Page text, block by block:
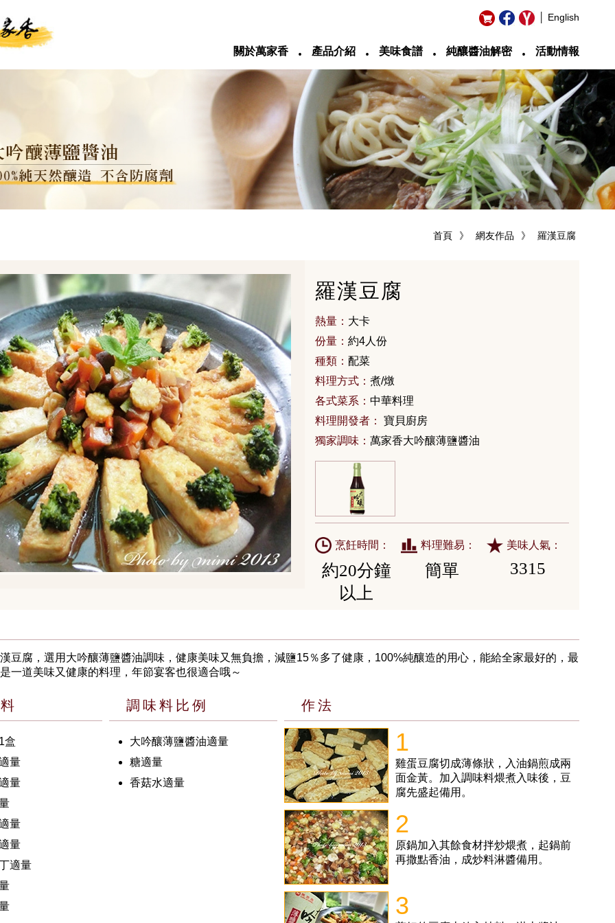
│ English
關於萬家香 ‧ 產品介紹 ‧ 美味食譜 ‧ 純釀醬油解密 ‧ 活動情報
羅漢豆腐
》
網友作品
》
首頁
羅漢豆腐
熱量： 大卡
份量： 約4人份
種類： 配菜
料理方式： 煮/燉
各式菜系： 中華料理
料理開發者： 寶貝廚房
獨家調味： 萬家香大吟釀薄鹽醬油
烹飪時間：
約20分鐘
以上
料理難易：
簡單
美味人氣：
3315
豆腐，選用大吟釀薄鹽醬油調味，健康美味又無負擔，減鹽15％多了健康，100%純釀造的用心，能給全家最好的，最
一道美味又健康的料理，年節宴客也很適合哦～
盒
量
量
量
量
適量
調味料比例
大吟釀薄鹽醬油適量
糖適量
香菇水適量
作法
1
雞蛋豆腐切成薄條狀，入油鍋煎成兩
面金黃。加入調味料煨煮入味後，豆
腐先盛起備用。
2
原鍋加入其餘食材拌炒煨煮，起鍋前
再撒點香油，成炒料淋醬備用。
3